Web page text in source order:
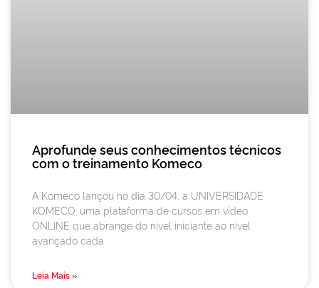
Aprofunde seus conhecimentos técnicos
com o treinamento Komeco
A Komeco lançou no dia 30/04, a UNIVERSIDADE
KOMECO: uma plataforma de cursos em vídeo
ONLINE que abrange do nível iniciante ao nível
avançado cada
Leia Mais »